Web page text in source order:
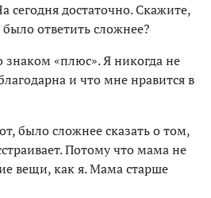
сегодня достаточно. Скажите,
ответить сложнее?
знаком «плюс». Я никогда не
и что мне нравится в
было сложнее сказать о том,
Потому что мама не
вещи, как я. Мама старше